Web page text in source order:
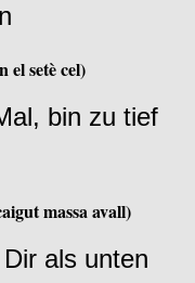
el setè cel)
bin zu tief
massa avall)
als unten